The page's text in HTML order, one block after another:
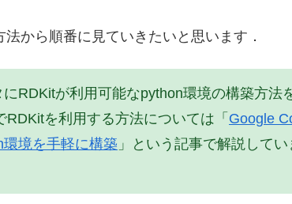
から順番に見ていきたいと思います．
RDKitが利用可能なpython環境の構築方法
を利用する方法については「 Google
境を手軽に構築 」という記事で解説して